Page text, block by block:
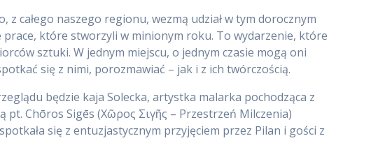
z całego naszego regionu, wezmą udział w tym dorocznym
które stworzyli w minionym roku. To wydarzenie, które
sztuki. W jednym miejscu, o jednym czasie mogą oni
się z nimi, porozmawiać – jak i z ich twórczością.
będzie kaja Solecka, artystka malarka pochodząca z
Chōros Sigēs (Χῶρος Σιγῆς – Przestrzeń Milczenia)
się z entuzjastycznym przyjęciem przez Pilan i gości z